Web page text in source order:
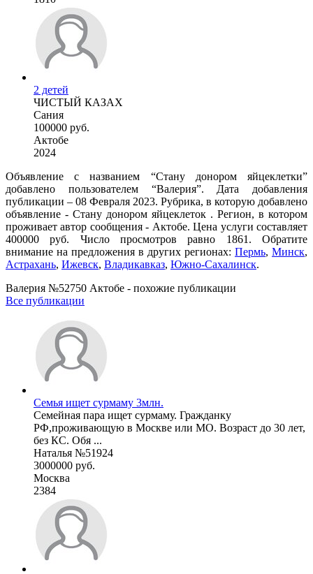
2 детей
ЧИСТЫЙ КАЗАХ
Сания
100000 руб.
Актобе
2024
Объявление с названием “Стану донором яйцеклетки”
добавлено пользователем “Валерия”. Дата добавления
публикации – 08 Февраля 2023. Рубрика, в которую добавлено
объявление - Стану донором яйцеклеток . Регион, в котором
проживает автор сообщения - Актобе. Цена услуги составляет
400000 руб. Число просмотров равно 1861. Обратите
внимание на предложения в других регионах: Пермь, Минск,
Астрахань, Ижевск, Владикавказ, Южно-Сахалинск.
Валерия №52750 Актобе - похожие публикации
Все публикации
Семья ищет сурмаму 3млн.
Семейная пара ищет сурмаму. Гражданку
РФ,проживающую в Москве или МО. Возраст до 30 лет,
без КС. Обя ...
Наталья №51924
3000000 руб.
Москва
2384